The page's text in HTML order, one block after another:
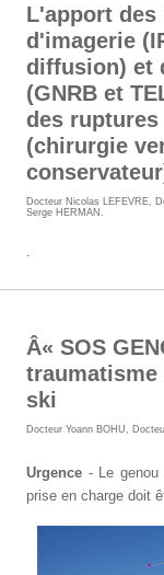
L'apport
d'imagerie
diffusion) et
(GNRB et
des
(chirurgie
Docteur Nicolas LEFEVRE,
Serge HERMAN .
.
Â« SOS
traumatisme
ski
Docteur Yoann BOHU,
Urgence - Le
prise en charge doit